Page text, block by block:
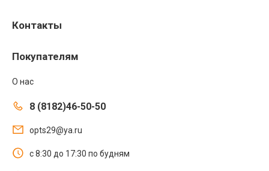
Контакты
Покупателям
О нас
8 (8182)46-50-50
opts29@ya.ru
с 8:30 до 17:30 по будням